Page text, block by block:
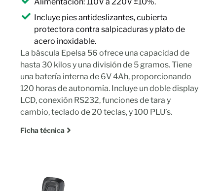
Incluye pies antideslizantes, cubierta
protectora contra salpicaduras y plato de
acero inoxidable.
La báscula Epelsa 56 ofrece una capacidad de
hasta 30 kilos y una división de 5 gramos. Tiene
una batería interna de 6V 4Ah, proporcionando
120 horas de autonomía. Incluye un doble display
LCD, conexión RS232, funciones de tara y
cambio, teclado de 20 teclas, y 100 PLU’s.
Ficha técnica